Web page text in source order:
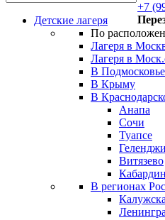
+7
Детские лагеря
По
Лагеря в
Лагеря в
В Подмосковье
В Крыму
В
Анапа
Сочи
Туапсе
Витязево
В регионах